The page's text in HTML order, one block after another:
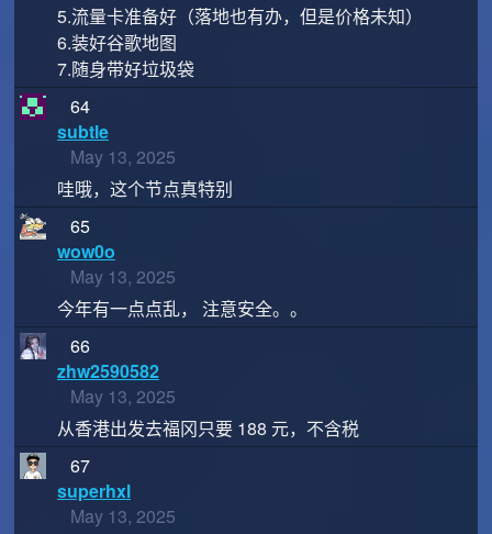
5.流量卡准备好（落地也有办，但是价格未知）
6.装好谷歌地图
7.随身带好垃圾袋
64
subtle
May 13, 2025
哇哦，这个节点真特别
65
wow0o
May 13, 2025
今年有一点点乱， 注意安全。。
66
zhw2590582
May 13, 2025
从香港出发去福冈只要 188 元，不含税
67
superhxl
May 13, 2025